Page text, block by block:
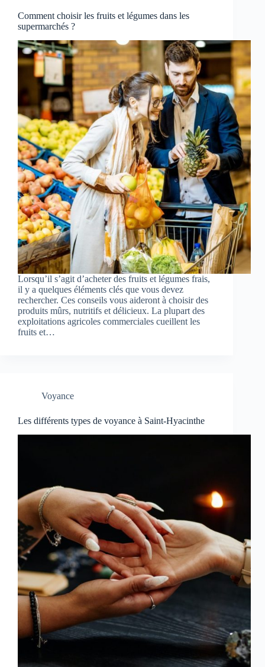
Comment choisir les fruits et légumes dans les
supermarchés ?
Lorsqu’il s’agit d’acheter des fruits et légumes frais,
il y a quelques éléments clés que vous devez
rechercher. Ces conseils vous aideront à choisir des
produits mûrs, nutritifs et délicieux. La plupart des
exploitations agricoles commerciales cueillent les
fruits et…
Voyance
Les différents types de voyance à Saint-Hyacinthe